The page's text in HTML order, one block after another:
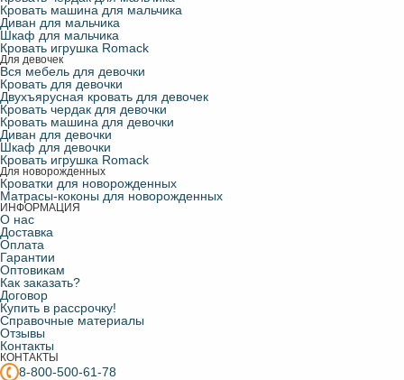
Кровать машина для мальчика
Диван для мальчика
Шкаф для мальчика
Кровать игрушка Romack
Для девочек
Вся мебель для девочки
Кровать для девочки
Двухъярусная кровать для девочек
Кровать чердак для девочки
Кровать машина для девочки
Диван для девочки
Шкаф для девочки
Кровать игрушка Romack
Для новорожденных
Кроватки для новорожденных
Матрасы-коконы для новорожденных
ИНФОРМАЦИЯ
О нас
Доставка
Оплата
Гарантии
Оптовикам
Как заказать?
Договор
Купить в рассрочку!
Справочные материалы
Отзывы
Контакты
КОНТАКТЫ
8-800-500-61-78